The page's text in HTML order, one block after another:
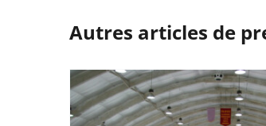
Autres articles de